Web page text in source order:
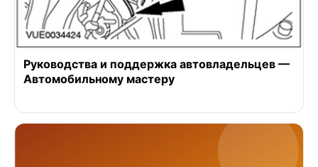
Руководства и поддержка автовладельцев —
Автомобильному мастеру